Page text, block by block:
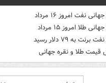
نفت امروز ۱۶ مرداد
طلا امروز ۱۵ مرداد
به ۷۹ دلار رسید
قیمت طلا و نقره جهانی